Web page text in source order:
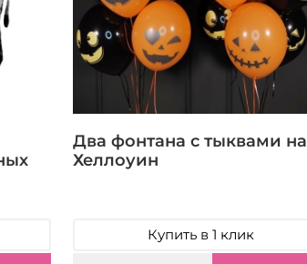
Два фонтана с тыквами на
Хеллоуин
Купить в 1 клик